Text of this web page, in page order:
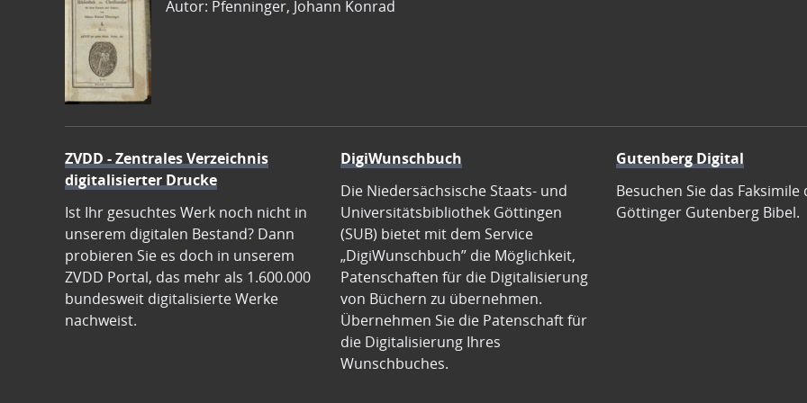
Autor: Pfenninger, Johann Konrad
ZVDD - Zentrales Verzeichnis
digitalisierter Drucke
Ist Ihr gesuchtes Werk noch nicht in
unserem digitalen Bestand? Dann
probieren Sie es doch in unserem
ZVDD Portal, das mehr als 1.600.000
bundesweit digitalisierte Werke
nachweist.
DigiWunschbuch
Die Niedersächsische Staats- und
Universitätsbibliothek Göttingen
(SUB) bietet mit dem Service
„DigiWunschbuch” die Möglichkeit,
Patenschaften für die Digitalisierung
von Büchern zu übernehmen.
Übernehmen Sie die Patenschaft für
die Digitalisierung Ihres
Wunschbuches.
Gutenberg Digital
Besuchen Sie das Faksimile
Göttinger Gutenberg Bibel.